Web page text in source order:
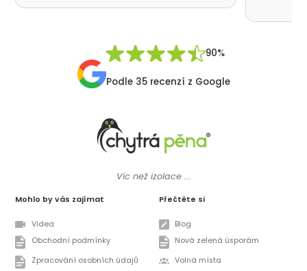
90%
Podle 35 recenzí z Google
Víc než izolace ...
Mohlo by vás zajímat
Videa
Obchodní podmínky
Zpracování osobních údajů
Přečtěte si
Blog
Nová zelená úsporám
Volná místa